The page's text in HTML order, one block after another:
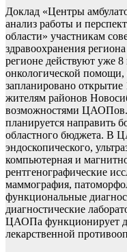
Доклад «Центры
анализ работы и
области» участникам
здравоохранения
регионе действуют уже 8
онкологической помощи,
запланировано открытие
жителям районов
возможностями
планируется направить
областного бюджета. В
эндоскопического,
компьютерная и
рентгенографические
маммография,
функциональные
диагностические
ЦАОПа функционирует
лекарственной